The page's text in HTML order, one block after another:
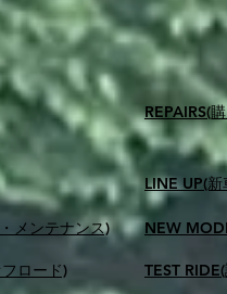
メンテナンス)
ロード)
​REPAIRS(
LINE UP(
NEW
TEST